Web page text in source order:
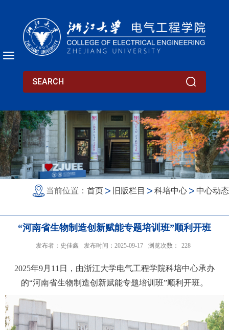
当前位置： 首页 旧版栏目 科培中心 中心动态
“河南省生物制造创新赋能专题培训班”顺利开班
发布者：史佳鑫 发布时间：2025-09-17 浏览次数： 228
2025年9月11日，由浙江大学电气工程学院科培中心承办
的“河南省生物制造创新赋能专题培训班”顺利开班。